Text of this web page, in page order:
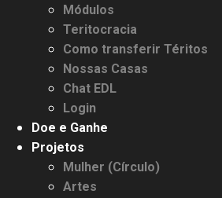
Módulos
Teritocracia
Como transferir Téritos
Nossas Casas
Chat EDL
Login
Doe e Ganhe
Projetos
Mulher (Círculo)
Artes